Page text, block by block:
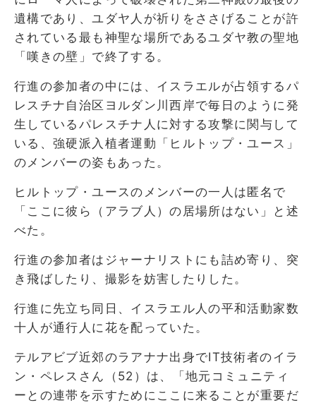
遺構であり、ユダヤ人が祈りをささげることが許
されている最も神聖な場所であるユダヤ教の聖地
「嘆きの壁」で終了する。
行進の参加者の中には、イスラエルが占領するパ
レスチナ自治区ヨルダン川西岸で毎日のように発
生しているパレスチナ人に対する攻撃に関与して
いる、強硬派入植者運動「ヒルトップ・ユース」
のメンバーの姿もあった。
ヒルトップ・ユースのメンバーの一人は匿名で
「ここに彼ら（アラブ人）の居場所はない」と述
べた。
行進の参加者はジャーナリストにも詰め寄り、突
き飛ばしたり、撮影を妨害したりした。
行進に先立ち同日、イスラエル人の平和活動家数
十人が通行人に花を配っていた。
テルアビブ近郊のラアナナ出身でIT技術者のイラ
ン・ペレスさん（52）は、「地元コミュニティ
ーとの連帯を示すためにここに来ることが重要だ